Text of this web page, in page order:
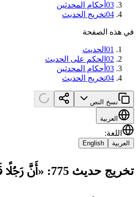
03 أحكام المحدثين
04تخريج الحديث
في هذه الصفحة
01 الحديث
02 الحكم على الحديث
03 أحكام المحدثين
04تخريج الحديث
نسخ النص
العربية
اللغة:
العربية English
تخريج حديث 775: «أَنَّ رَجُلًا قَالَ لِلنَّبِيِّ ﷺ:…»